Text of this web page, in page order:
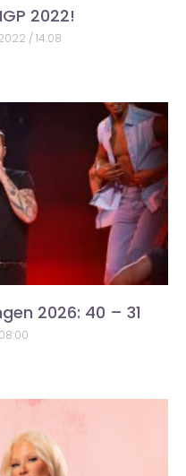
2022!
14:08
2026: 40 – 31
08:00